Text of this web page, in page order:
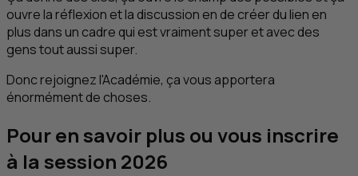
ouvre la réflexion et la discussion en de créer du lien en
plus dans un cadre qui est vraiment super et avec des
gens tout aussi super.
Donc rejoignez l'Académie, ça vous apportera
énormément de choses.
Pour en savoir plus ou vous inscrire
à la session 2026